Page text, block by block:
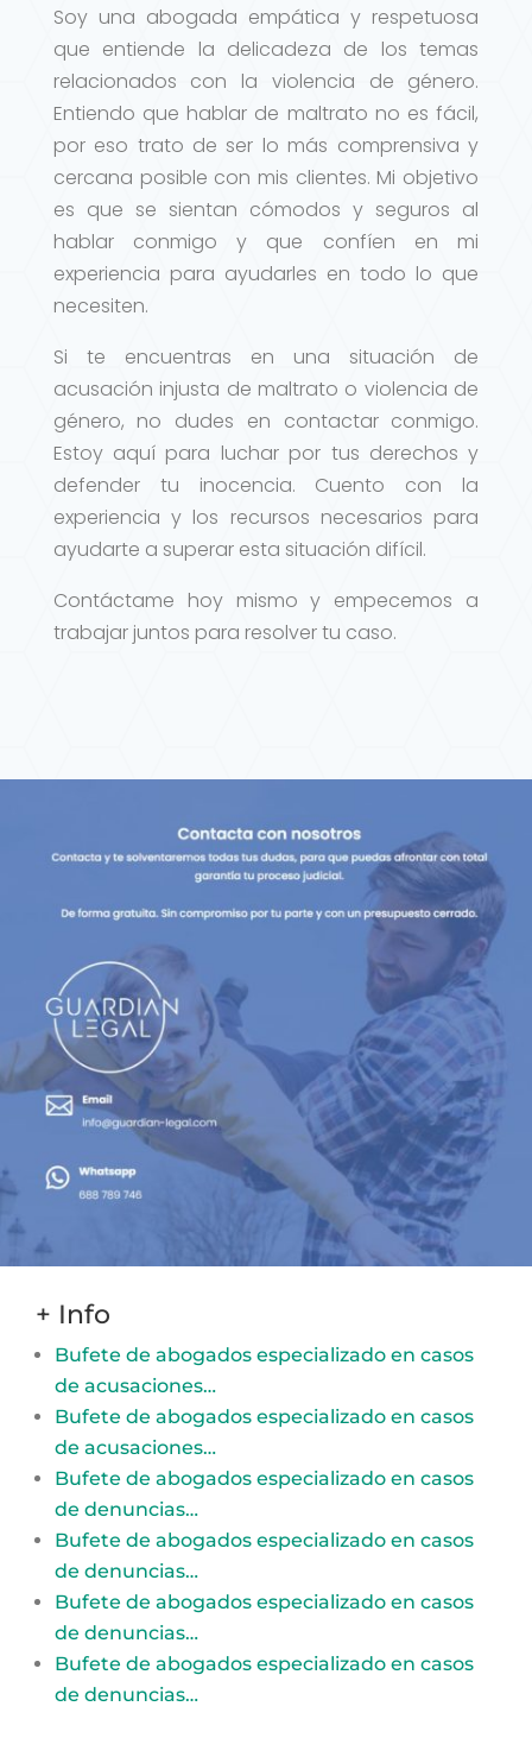
Soy una abogada empática y respetuosa
que entiende la delicadeza de los temas
relacionados con la violencia de género.
Entiendo que hablar de maltrato no es fácil,
por eso trato de ser lo más comprensiva y
cercana posible con mis clientes. Mi objetivo
es que se sientan cómodos y seguros al
hablar conmigo y que confíen en mi
experiencia para ayudarles en todo lo que
necesiten.
Si te encuentras en una situación de
acusación injusta de maltrato o violencia de
género, no dudes en contactar conmigo.
Estoy aquí para luchar por tus derechos y
defender tu inocencia. Cuento con la
experiencia y los recursos necesarios para
ayudarte a superar esta situación difícil.
Contáctame hoy mismo y empecemos a
trabajar juntos para resolver tu caso.
+ Info
Bufete de abogados especializado en casos
de acusaciones…
Bufete de abogados especializado en casos
de acusaciones…
Bufete de abogados especializado en casos
de denuncias…
Bufete de abogados especializado en casos
de denuncias…
Bufete de abogados especializado en casos
de denuncias…
Bufete de abogados especializado en casos
de denuncias…